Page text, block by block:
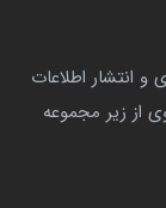
هدف جمع آوری و انتشار اطلاعات
از زیر مجموعه